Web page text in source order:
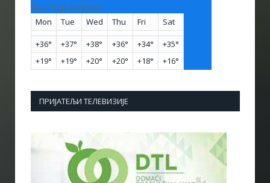
See 7-Day Forecast
Mon
Tue Wed Thu Fri Sat
+36° +37° +38° +36° +34° +35°
+19° +19° +20° +20° +18° +16°
ПРИЈАТЕЉИ ТЕЛЕВИЗИЈЕ